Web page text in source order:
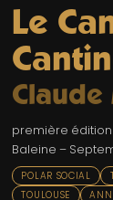
ACCUEIL
TROMBINO
INDEX
RECHERCHE
Le
première édition
Baleine –
POLAR SOCIAL
TOULOUSE